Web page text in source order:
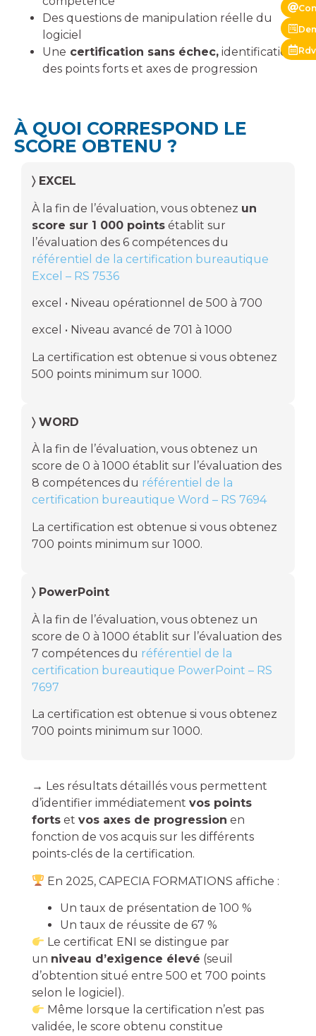
Des questions de manipulation réelle du
logiciel
Une certification sans échec, identification
des points forts et axes de progression
À QUOI CORRESPOND LE
SCORE OBTENU ?
〉 EXCEL
À la fin de l’évaluation, vous obtenez un
score sur 1 000 points établit sur
l’évaluation des 6 compétences du
référentiel de la certification bureautique
Excel – RS 7536
excel • Niveau opérationnel de 500 à 700
excel • Niveau avancé de 701 à 1000
La certification est obtenue si vous obtenez
500 points minimum sur 1000.
〉 WORD
À la fin de l’évaluation, vous obtenez un
score de 0 à 1000 établit sur l’évaluation des
8 compétences du référentiel de la
certification bureautique Word – RS 7694
La certification est obtenue si vous obtenez
700 points minimum sur 1000.
〉 PowerPoint
À la fin de l’évaluation, vous obtenez un
score de 0 à 1000 établit sur l’évaluation des
7 compétences du référentiel de la
certification bureautique PowerPoint – RS
7697
La certification est obtenue si vous obtenez
700 points minimum sur 1000.
→ Les résultats détaillés vous permettent
d’identifier immédiatement vos points
fortset vos axes de progression en
fonction de vos acquis sur les différents
points-clés de la certification.
En 2025, CAPECIA FORMATIONS affiche :
Un taux de présentation de 100 %
Un taux de réussite de 67 %
Le certificat ENI se distingue par
un niveau d’exigence élevé (seuil
d’obtention situé entre 500 et 700 points
selon le logiciel).
Même lorsque la certification n’est pas
validée, le score obtenu constitue